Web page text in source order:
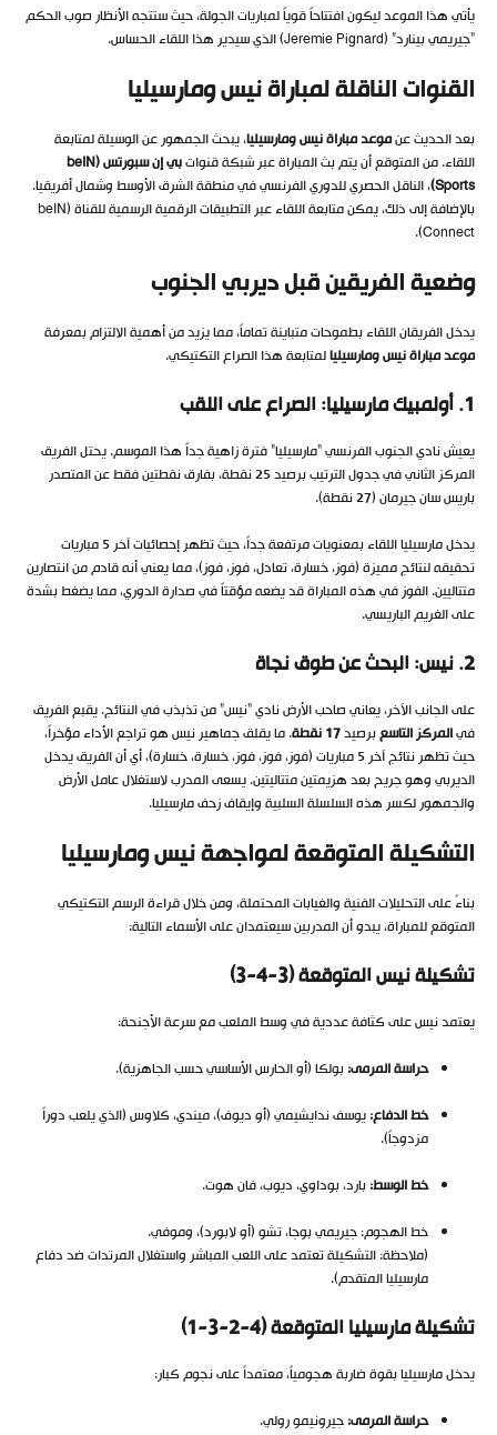
يأتي هذا الموعد ليكون افتتاحاً قوياً لمباريات الجولة، حيث ستتجه الأنظار صوب الحكم
“جيريمي بينارد” (Jeremie Pignard) الذي سيدير هذا اللقاء الحساس.
القنوات الناقلة لمباراة نيس ومارسيليا
بعد الحديث عنموعد مباراة نيس ومارسيليا، يبحث الجمهور عن الوسيلة لمتابعة
اللقاء. من المتوقع أن يتم بث المباراة عبر شبكة قنوات
بي إن سبورتس (beIN
Sports)، الناقل الحصري للدوري الفرنسي في منطقة الشرق الأوسط وشمال أفريقيا.
بالإضافة إلى ذلك، يمكن متابعة اللقاء عبر التطبيقات الرقمية الرسمية للقناة (beIN
Connect).
وضعية الفريقين قبل ديربي الجنوب
يدخل الفريقان اللقاء بطموحات متباينة تماماً، مما يزيد من أهمية الالتزام بمعرفة
موعد مباراة نيس ومارسيليالمتابعة هذا الصراع التكتيكي.
1. أولمبيك مارسيليا: الصراع على اللقب
يعيش نادي الجنوب الفرنسي “مارسيليا” فترة زاهية جداً هذا الموسم. يحتل الفريق
المركز الثاني في جدول الترتيب برصيد 25 نقطة، بفارق نقطتين فقط عن المتصدر
باريس سان جيرمان (27 نقطة).
يدخل مارسيليا اللقاء بمعنويات مرتفعة جداً، حيث تظهر إحصائيات آخر 5 مباريات
تحقيقه لنتائج مميزة (فوز، خسارة، تعادل، فوز، فوز)، مما يعني أنه قادم من انتصارين
متتاليين. الفوز في هذه المباراة قد يضعه مؤقتاً في صدارة الدوري، مما يضغط بشدة
على الغريم الباريسي.
2. نيس: البحث عن طوق نجاة
على الجانب الآخر، يعاني صاحب الأرض نادي “نيس” من تذبذب في النتائج. يقبع الفريق
فيالمركز التاسعبرصيد17 نقطة
. ما يقلق جماهير نيس هو تراجع الأداء مؤخراً،
حيث تظهر نتائج آخر 5 مباريات (فوز، فوز، فوز، خسارة، خسارة)، أي أن الفريق يدخل
الديربي وهو جريح بعد هزيمتين متتاليتين. يسعى المدرب لاستغلال عامل الأرض
والجمهور لكسر هذه السلسلة السلبية وإيقاف زحف مارسيليا.
التشكيلة المتوقعة لمواجهة نيس ومارسيليا
بناءً على التحليلات الفنية والغيابات المحتملة، ومن خلال قراءة الرسم التكتيكي
المتوقع للمباراة، يبدو أن المدربين سيعتمدان على الأسماء التالية:
تشكيلة نيس المتوقعة (3-4-3)
يعتمد نيس على كثافة عددية في وسط الملعب مع سرعة الأجنحة:
حراسة المرمى:بولكا (أو الحارس الأساسي حسب الجاهزية).
خط الدفاع:يوسف ندايشيمي (أو ديوف)، ميندي، كلاوس (الذي يلعب دوراً
مزدوجاً).
خط الوسط:بارد، بوداوي، ديوب، فان هوت.
خط الهجوم: جيريمي بوجا، تشو (أو لابورد)، وموفي.
(ملاحظة: التشكيلة تعتمد على اللعب المباشر واستغلال المرتدات ضد دفاع
مارسيليا المتقدم).
تشكيلة مارسيليا المتوقعة (4-2-3-1)
يدخل مارسيليا بقوة ضاربة هجومياً، معتمداً على نجوم كبار:
حراسة المرمى:جيرونيمو رولي.